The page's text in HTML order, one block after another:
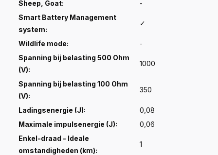
Sheep, Goat:
-
Smart Battery Management
system:
✓
Wildlife mode:
-
Spanning bij belasting 500 Ohm
(V):
1000
Spanning bij belasting 100 Ohm
(V):
350
Ladingsenergie (J):
0,08
Maximale impulsenergie (J):
0,06
Enkel-draad - Ideale
omstandigheden (km):
1